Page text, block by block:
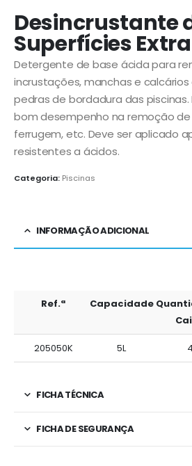
Desincrustante
Superfícies Extra
Detergente de base ácida para
incrustações, manchas e
pedras de bordadura das piscinas.
bom desempenho na remoção
ferrugem, etc. Deve ser aplicado
resistentes a ácidos.
Categoria: Piscinas
INFORMAÇÃO ADICIONAL
Ref.ª Capacidade
205050K 5L 4
FICHA TÉCNICA
FICHA DE SEGURANÇA